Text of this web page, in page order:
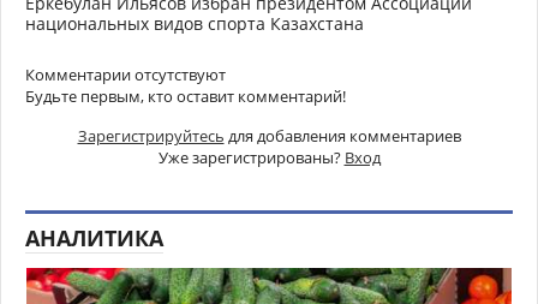
национальных видов спорта Казахстана
Комментарии отсутствуют
Будьте первым, кто оставит комментарий!
Зарегистрируйтесь для добавления комментариев
Уже зарегистрированы? Вход
АНАЛИТИКА